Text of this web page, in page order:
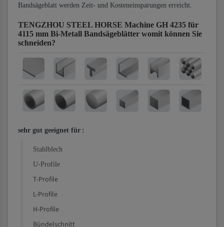
Bandsägeblatt werden Zeit- und Kosteneinsparungen erreicht.
TENGZHOU STEEL HORSE Machine GH 4235 für
4115 mm Bi-Metall Bandsägeblätter womit können Sie
schneiden?
sehr gut geeignet für :
Stahlblech
U-Profile
T-Profile
L-Profile
H-Profile
Bündelschnitt